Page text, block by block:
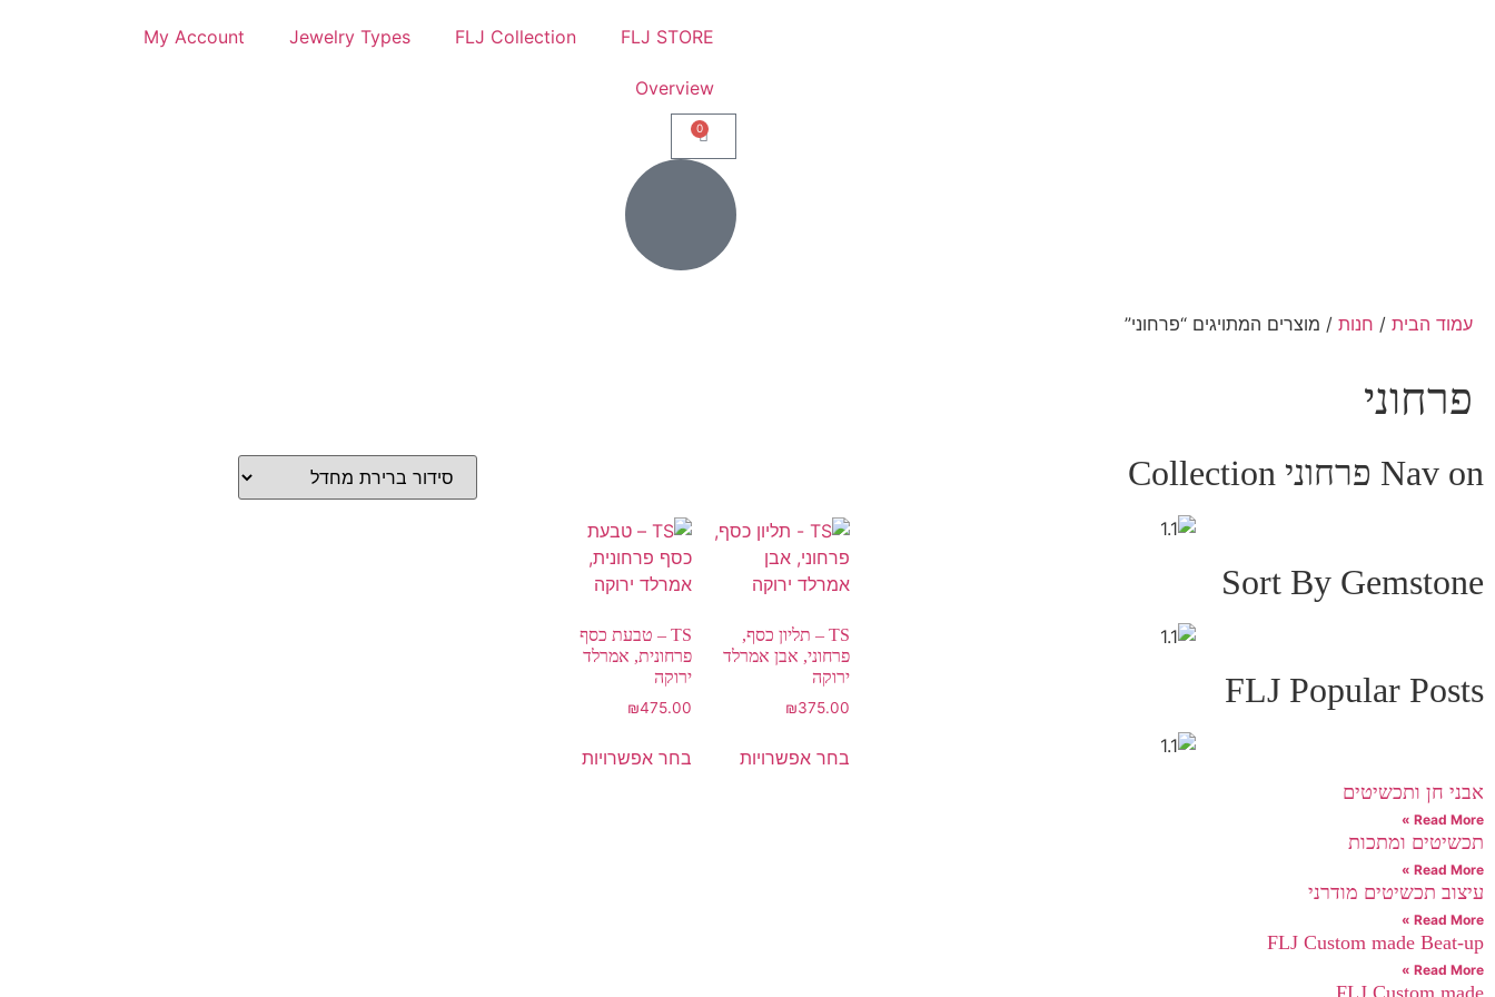
FLJ STORE
FLJ Collection
Jewelry Types
My Account
Overview
0
עמוד הבית / חנות / מוצרים המתויגים “פרחוני”
פרחוני
Nav on פרחוני Collection
Sort By Gemstone
FLJ Popular Posts
אבני חן ותכשיטים
Read More »
תכשיטים ומתכות
Read More »
עיצוב תכשיטים מודרני
Read More »
FLJ Custom made Beat-up
Read More »
FLJ Custom made
TS – תליון כסף,
פרחוני, אבן אמרלד
ירוקה
₪375.00
בחר אפשרויות
TS – טבעת כסף
פרחונית, אמרלד
ירוקה
₪475.00
בחר אפשרויות